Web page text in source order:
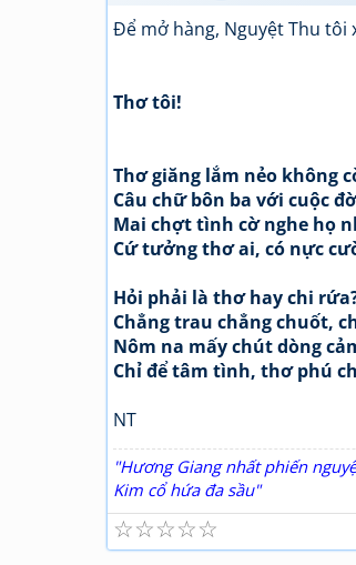
Để mở hàng, Nguyệt Thu tôi
Thơ tôi!
Thơ giăng lắm nẻo không
Câu chữ bôn ba với cuộc
Mai chợt tình cờ nghe họ
Cứ tưởng thơ ai, có nực
Hỏi phải là thơ hay chi
Chẳng trau chẳng chuốt,
Nôm na mấy chút dòng
Chỉ để tâm tình, thơ phú
NT
"Hương Giang nhất phiến
Kim cổ hứa đa sầu"
☆
☆
☆
☆
☆